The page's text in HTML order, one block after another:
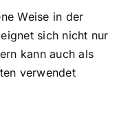
Weise in der
sich nicht nur
kann auch als
verwendet